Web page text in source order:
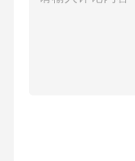
9.阳极炉操作